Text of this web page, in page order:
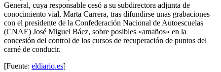
General, cuya responsable cesó a su subdirectora adjunta de
conocimiento vial, Marta Carrera, tras difundirse unas grabaciones
con el presidente de la Confederación Nacional de Autoescuelas
(CNAE) José Miguel Báez, sobre posibles «amaños» en la
concesión del control de los cursos de recuperación de puntos del
carné de conducir.
[Fuente: eldiario.es]